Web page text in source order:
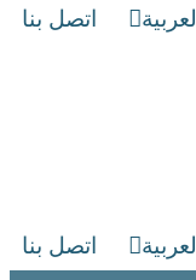
العربية اتصل بنا
العربية اتصل بنا